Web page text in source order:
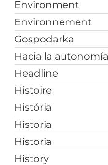
Environment
Environnement
Gospodarka
Hacia la autonomía
Headline
Histoire
História
Historia
Historia
History